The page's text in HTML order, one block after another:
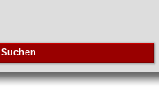
Suchen